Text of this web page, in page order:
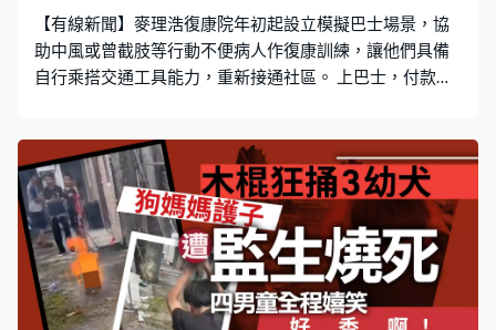
【有線新聞】麥理浩復康院年初起設立模擬巴士場景，協
助中風或曾截肢等行動不便病人作復康訓練，讓他們具備
自行乘搭交通工具能力，重新接通社區。 上巴士，付款，
關是跳那上一級。以前是正常人，上一級也不會留意那一
步，現在會很留意高度。上車要顧及很多，譬如付款等，
要部署好下一個步驟。」 麥理浩復康院利用九巴捐贈的退
役巴士部件及設備，搭建模擬巴士車廂，並於年初投入復
康服務。盧先生去年因腳部食肉菌感染而需截肢，後來轉
介到這裡接受7個月復康訓練，現已能獨自應付日常起居。
院方指以往訓練會使用部門自製的斜台或梯級，但場景不